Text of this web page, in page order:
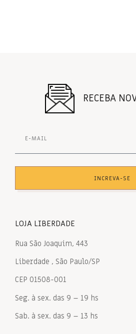
RECEBA
INCREVA-SE
LOJA LIBERDADE
Rua São Joaquim, 443
Liberdade , São Paulo/SP
CEP 01508-001
Seg. à sex. das 9 – 19 hs
Sab. à sex. das 9 – 13 hs